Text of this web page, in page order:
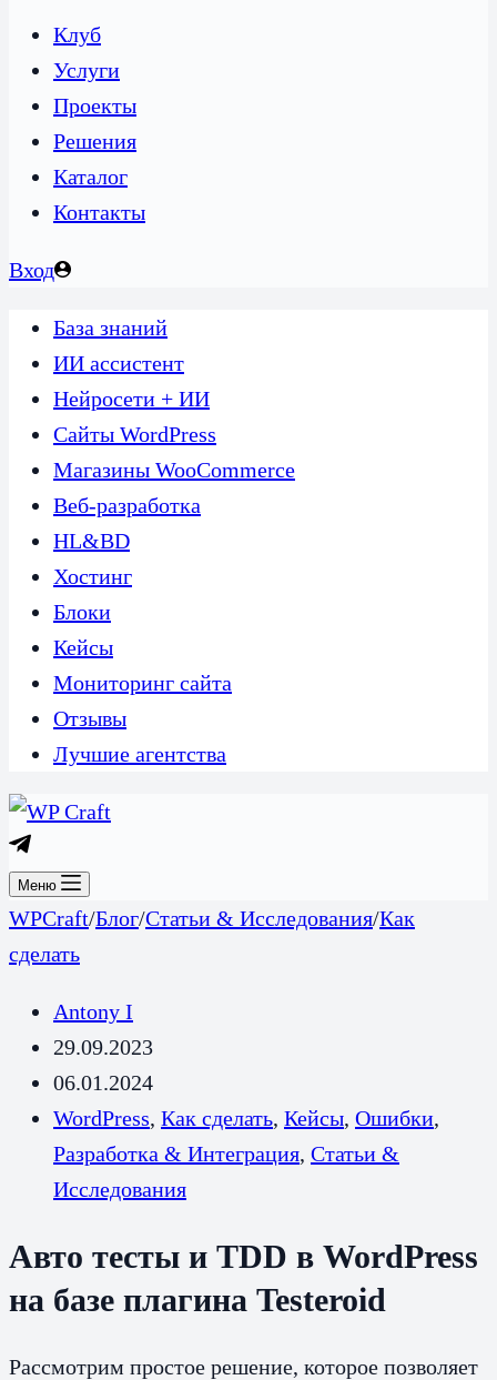
Клуб
Услуги
Проекты
Решения
Каталог
Контакты
Вход
База знаний
ИИ ассистент
Нейросети + ИИ
Сайты WordPress
Магазины WooCommerce
Веб-разработка
HL&BD
Хостинг
Блоки
Кейсы
Мониторинг сайта
Отзывы
Лучшие агентства
Меню
WPCraft/Блог/Статьи & Исследования/Как
сделать
Antony I
29.09.2023
06.01.2024
WordPress, Как сделать, Кейсы, Ошибки,
Разработка & Интеграция, Статьи &
Исследования
Авто тесты и TDD в WordPress
на базе плагина Testeroid
Рассмотрим простое решение, которое позволяет